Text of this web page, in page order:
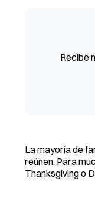
Recibe
La mayoría de
reúnen. Para
Thanksgiving o